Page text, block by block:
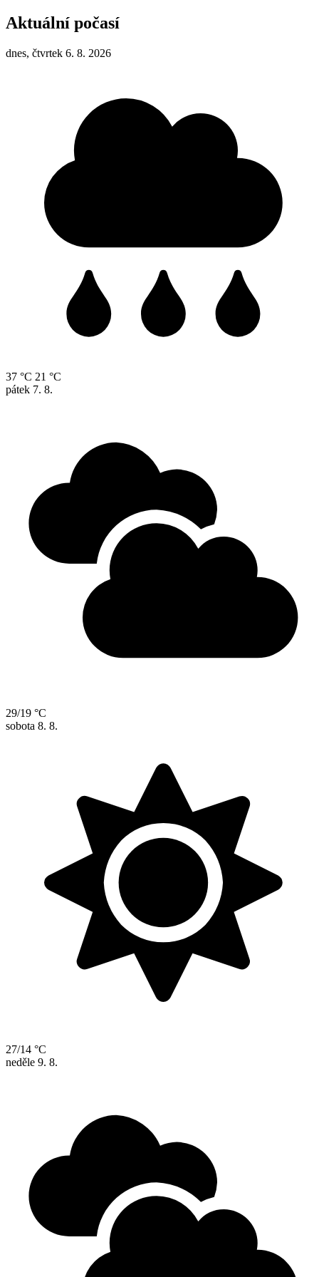
Aktuální počasí
dnes, čtvrtek 6. 8. 2026
37 °C 21 °C
pátek 7. 8.
29/19 °C
sobota 8. 8.
27/14 °C
neděle 9. 8.